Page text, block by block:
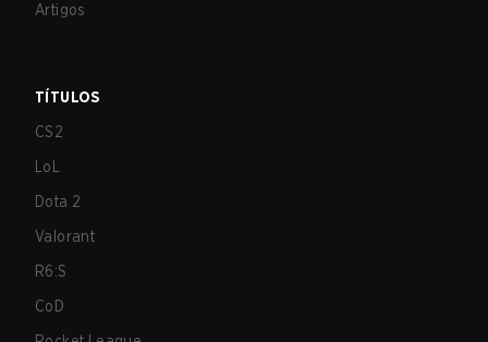
Artigos
TÍTULOS
CS2
LoL
Dota 2
Valorant
R6:S
CoD